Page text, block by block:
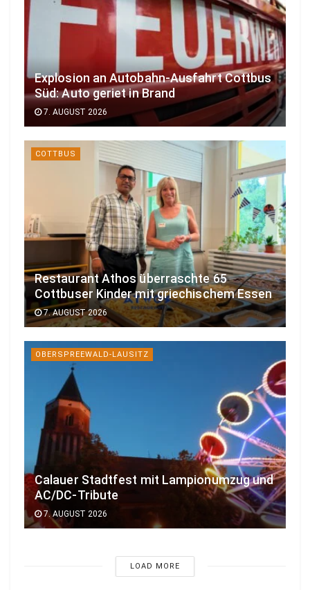
Explosion an Autobahn-Ausfahrt Cottbus
Süd: Auto geriet in Brand
7. AUGUST 2026
COTTBUS
Restaurant Athos überraschte 65
Cottbuser Kinder mit griechischem Essen
7. AUGUST 2026
OBERSPREEWALD-LAUSITZ
Calauer Stadtfest mit Lampionumzug und
AC/DC-Tribute
7. AUGUST 2026
LOAD MORE